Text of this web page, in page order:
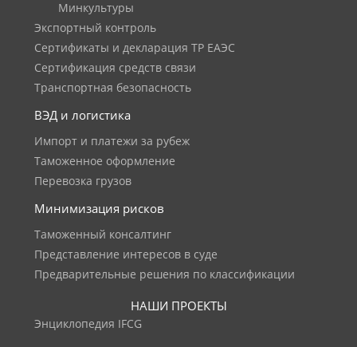
Минкультуры
Экспортный контроль
Сертификаты и декларация ТР ЕАЭС
Сертификация средств связи
Транспортная безопасность
ВЭД и логистика
Импорт и платежи за рубеж
Таможенное оформление
Перевозка грузов
Минимизация рисков
Таможенный консалтинг
Представление интересов в суде
Предварительные решения по классификации
НАШИ ПРОЕКТЫ
Энциклопедия IFCG